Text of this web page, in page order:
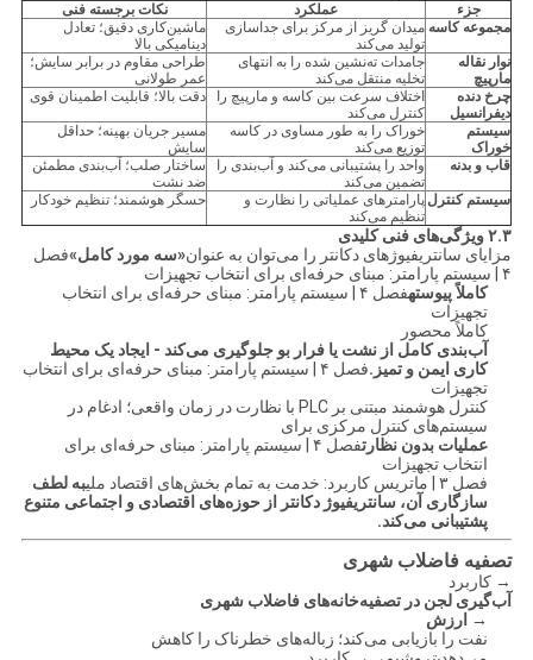
جزء عملکرد
نکات برجسته فنی
مجموعه کاسه میدان گریز از مرکز برای جداسازی
تولید می‌کند
ماشین‌کاری دقیق؛ تعادل
دینامیکی بالا
نوار نقاله
مارپیچ
جامدات ته‌نشین شده را به انتهای
تخلیه منتقل می‌کند
طراحی مقاوم در برابر سایش؛
عمر طولانی
چرخ دنده
دیفرانسیل
اختلاف سرعت بین کاسه و مارپیچ را
کنترل می‌کند
دقت بالا؛ قابلیت اطمینان قوی
سیستم
خوراک
خوراک را به طور مساوی در کاسه
توزیع می‌کند
مسیر جریان بهینه؛ حداقل
سایش
قاب و بدنه
واحد را پشتیبانی می‌کند و آب‌بندی را
تضمین می‌کند
ساختار صلب؛ آب‌بندی مطمئن
ضد نشت
سیستم کنترل پارامترهای عملیاتی را نظارت و
تنظیم می‌کند
حسگر هوشمند؛ تنظیم خودکار
۲.۳ ویژگی‌های فنی کلیدی
مزایای سانتریفیوژهای دکانتر را می‌توان به عنوان«سه مورد کامل»فصل
۴ | سیستم پارامتر: مبنای حرفه‌ای برای انتخاب تجهیزات
کاملاً پیوسته
فصل ۴ | سیستم پارامتر: مبنای حرفه‌ای برای انتخاب
تجهیزات
کاملاً محصور
آب‌بندی کامل از نشت یا فرار بو جلوگیری می‌کند - ایجاد یک محیط
کاری ایمن و تمیز.
فصل ۴ | سیستم پارامتر: مبنای حرفه‌ای برای انتخاب
تجهیزات
کنترل هوشمند مبتنی بر PLC با نظارت در زمان واقعی؛ ادغام در
سیستم‌های کنترل مرکزی برای
عملیات بدون نظارت
فصل ۴ | سیستم پارامتر: مبنای حرفه‌ای برای
انتخاب تجهیزات
فصل ۳ | ماتریس کاربرد: خدمت به تمام بخش‌های اقتصاد ملی
به لطف
سازگاری آن، سانتریفیوژ دکانتر از حوزه‌های اقتصادی و اجتماعی متنوع
پشتیبانی می‌کند.
تصفیه فاضلاب شهری
→ کاربرد
آب‌گیری لجن در تصفیه‌خانه‌های فاضلاب شهری
→ ارزش
نفت را بازیابی می‌کند؛ زباله‌های خطرناک را کاهش